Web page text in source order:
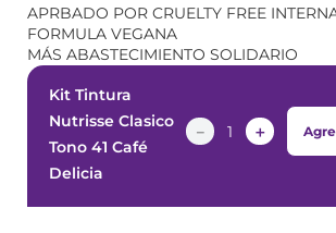
APRBADO POR CRUELTY FREE
FORMULA VEGANA
MÁS ABASTECIMIENTO SOLIDARIO
Kit Tintura
Nutrisse Clasico
Tono 41 Café
Delicia
＋
－